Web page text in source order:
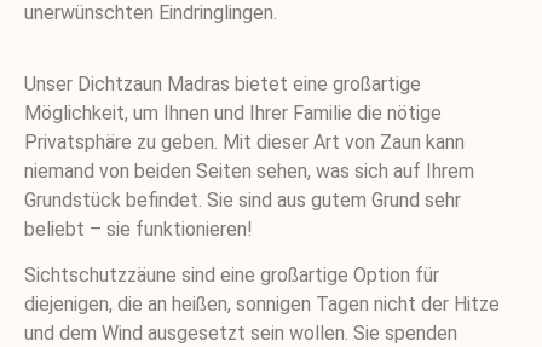
unerwünschten Eindringlingen.
Unser Dichtzaun Madras bietet eine großartige
Möglichkeit, um Ihnen und Ihrer Familie die nötige
Privatsphäre zu geben. Mit dieser Art von Zaun kann
niemand von beiden Seiten sehen, was sich auf Ihrem
Grundstück befindet. Sie sind aus gutem Grund sehr
beliebt – sie funktionieren!
Sichtschutzzäune sind eine großartige Option für
diejenigen, die an heißen, sonnigen Tagen nicht der Hitze
und dem Wind ausgesetzt sein wollen. Sie spenden